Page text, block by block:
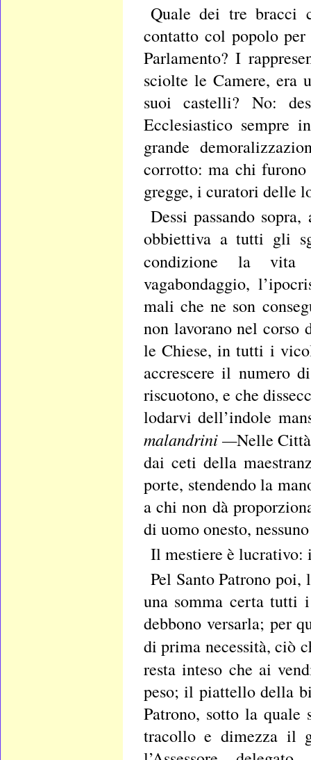
Quale dei tre bracci
contatto col popolo
Parlamento? I
sciolte le Camere, era
suoi castelli? No:
Ecclesiastico sempre
grande
corrotto: ma chi
gregge, i curatori delle
Dessi passando
obbiettiva a tutti gli
condizione la vita
vagabondaggio,
mali che ne son
non lavorano nel corso
le Chiese, in tutti i
accrescere il numero
riscuotono, e che
lodarvi dell’indole
malandrini —Nelle
dai ceti della
porte, stendendo la
a chi non dà
di uomo onesto,
Il mestiere è lucrativo:
Pel Santo Patrono
una somma certa tutti
debbono versarla; per
di prima necessità, ciò
resta inteso che ai
peso; il piattello della
Patrono, sotto la quale
tracollo e dimezza il